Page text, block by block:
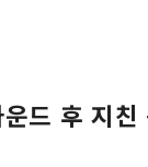
드 후 지친